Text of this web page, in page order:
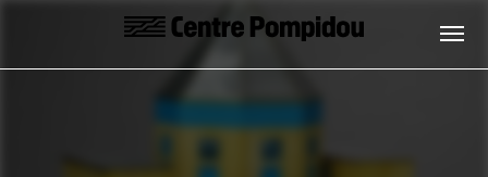
Aller au contenu principal
Centre Pompidou